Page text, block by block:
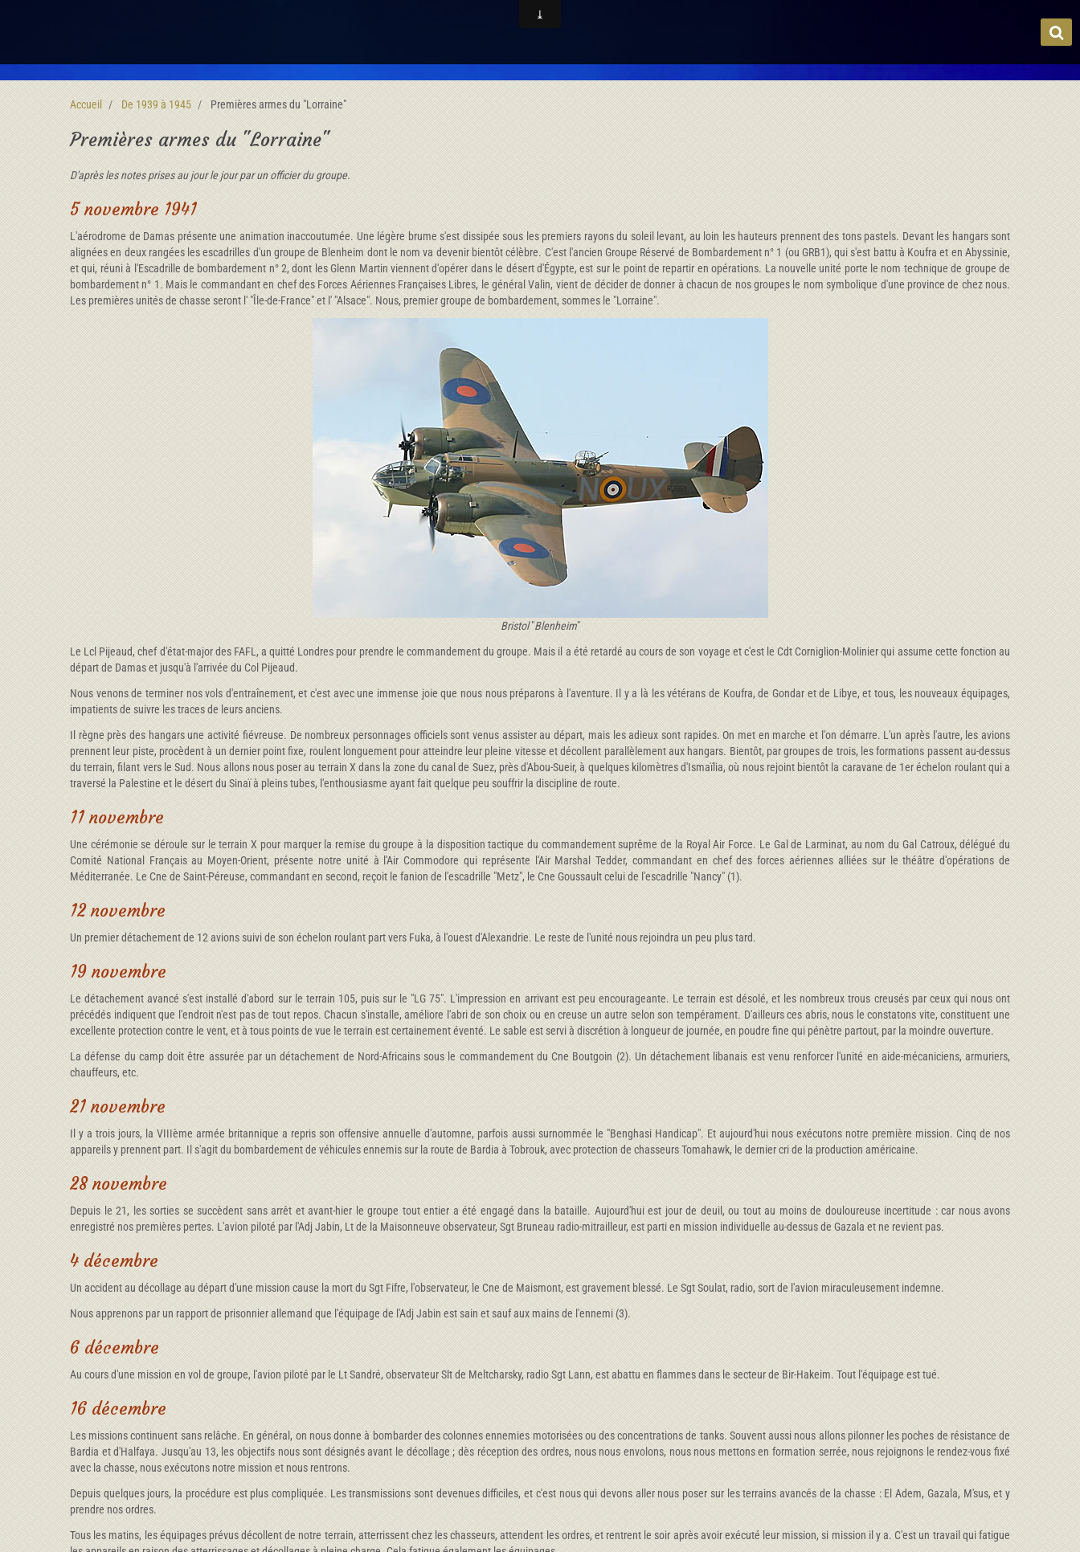
Accueil De 1939 à 1945 Premières armes du "Lorraine"
Premières armes du "Lorraine"
D'après les notes prises au jour le jour par un officier du groupe.
5 novembre 1941
L'aérodrome de Damas présente une animation inaccoutumée. Une légère brume s'est dissipée sous les premiers rayons du soleil levant, au loin les hauteurs prennent des tons pastels. Devant les hangars sont
alignées en deux rangées les escadrilles d'un groupe de Blenheim dont le nom va devenir bientôt célèbre. C'est l'ancien Groupe Réservé de Bombardement n° 1 (ou GRB1), qui s'est battu à Koufra et en Abyssinie,
et qui, réuni à l'Escadrille de bombardement n° 2, dont les Glenn Martin viennent d'opérer dans le désert d'Égypte, est sur le point de repartir en opérations. La nouvelle unité porte le nom technique de groupe de
bombardement n° 1. Mais le commandant en chef des Forces Aériennes Françaises Libres, le général Valin, vient de décider de donner à chacun de nos groupes le nom symbolique d'une province de chez nous.
Les premières unités de chasse seront l' "Île-de-France" et l' "Alsace". Nous, premier groupe de bombardement, sommes le "Lorraine".
Bristol"Blenheim"
Le Lcl Pijeaud, chef d'état-major des FAFL, a quitté Londres pour prendre le commandement du groupe. Mais il a été retardé au cours de son voyage et c'est le Cdt Corniglion-Molinier qui assume cette fonction au
départ de Damas et jusqu'à l'arrivée du Col Pijeaud.
Nous venons de terminer nos vols d'entraînement, et c'est avec une immense joie que nous nous préparons à l'aventure. Il y a là les vétérans de Koufra, de Gondar et de Libye, et tous, les nouveaux équipages,
impatients de suivre les traces de leurs anciens.
Il règne près des hangars une activité fiévreuse. De nombreux personnages officiels sont venus assister au départ, mais les adieux sont rapides. On met en marche et l'on démarre. L'un après l'autre, les avions
prennent leur piste, procèdent à un dernier point fixe, roulent longuement pour atteindre leur pleine vitesse et décollent parallèlement aux hangars. Bientôt, par groupes de trois, les formations passent au-dessus
du terrain, filant vers le Sud. Nous allons nous poser au terrain X dans la zone du canal de Suez, près d'Abou-Sueir, à quelques kilomètres d'Ismaïlia, où nous rejoint bientôt la caravane de 1er échelon roulant qui a
traversé la Palestine et le désert du Sinaï à pleins tubes, l'enthousiasme ayant fait quelque peu souffrir la discipline de route.
11 novembre
Une cérémonie se déroule sur le terrain X pour marquer la remise du groupe à la disposition tactique du commandement suprême de la Royal Air Force. Le Gal de Larminat, au nom du Gal Catroux, délégué du
Comité National Français au Moyen-Orient, présente notre unité à l'Air Commodore qui représente l'Air Marshal Tedder, commandant en chef des forces aériennes alliées sur le théâtre d'opérations de
Méditerranée. Le Cne de Saint-Péreuse, commandant en second, reçoit le fanion de l'escadrille "Metz", le Cne Goussault celui de l'escadrille "Nancy" (1).
12 novembre
Un premier détachement de 12 avions suivi de son échelon roulant part vers Fuka, à l'ouest d'Alexandrie. Le reste de l'unité nous rejoindra un peu plus tard.
19 novembre
Le détachement avancé s'est installé d'abord sur le terrain 105, puis sur le "LG 75". L'impression en arrivant est peu encourageante. Le terrain est désolé, et les nombreux trous creusés par ceux qui nous ont
précédés indiquent que l'endroit n'est pas de tout repos. Chacun s'installe, améliore l'abri de son choix ou en creuse un autre selon son tempérament. D'ailleurs ces abris, nous le constatons vite, constituent une
excellente protection contre le vent, et à tous points de vue le terrain est certainement éventé. Le sable est servi à discrétion à longueur de journée, en poudre fine qui pénètre partout, par la moindre ouverture.
La défense du camp doit être assurée par un détachement de Nord-Africains sous le commandement du Cne Boutgoin (2). Un détachement libanais est venu renforcer l'unité en aide-mécaniciens, armuriers,
chauffeurs, etc.
21 novembre
Il y a trois jours, la VIIIème armée britannique a repris son offensive annuelle d'automne, parfois aussi surnommée le "Benghasi Handicap". Et aujourd'hui nous exécutons notre première mission. Cinq de nos
appareils y prennent part. Il s'agit du bombardement de véhicules ennemis sur la route de Bardia à Tobrouk, avec protection de chasseurs Tomahawk, le dernier cri de la production américaine.
28 novembre
Depuis le 21, les sorties se succèdent sans arrêt et avant-hier le groupe tout entier a été engagé dans la bataille. Aujourd'hui est jour de deuil, ou tout au moins de douloureuse incertitude : car nous avons
enregistré nos premières pertes. L'avion piloté par l'Adj Jabin, Lt de la Maisonneuve observateur, Sgt Bruneau radio-mitrailleur, est parti en mission individuelle au-dessus de Gazala et ne revient pas.
4 décembre
Un accident au décollage au départ d'une mission cause la mort du Sgt Fifre, l'observateur, le Cne de Maismont, est gravement blessé. Le Sgt Soulat, radio, sort de l'avion miraculeusement indemne.
Nous apprenons par un rapport de prisonnier allemand que l'équipage de l'Adj Jabin est sain et sauf aux mains de l'ennemi (3).
6 décembre
Au cours d'une mission en vol de groupe, l'avion piloté par le Lt Sandré, observateur Slt de Meltcharsky, radio Sgt Lann, est abattu en flammes dans le secteur de Bir-Hakeim. Tout l'équipage est tué.
16 décembre
Les missions continuent sans relâche. En général, on nous donne à bombarder des colonnes ennemies motorisées ou des concentrations de tanks. Souvent aussi nous allons pilonner les poches de résistance de
Bardia et d'Halfaya. Jusqu'au 13, les objectifs nous sont désignés avant le décollage ; dès réception des ordres, nous nous envolons, nous nous mettons en formation serrée, nous rejoignons le rendez-vous fixé
avec la chasse, nous exécutons notre mission et nous rentrons.
Depuis quelques jours, la procédure est plus compliquée. Les transmissions sont devenues difficiles, et c'est nous qui devons aller nous poser sur les terrains avancés de la chasse : El Adem, Gazala, M'sus, et y
prendre nos ordres.
Tous les matins, les équipages prévus décollent de notre terrain, atterrissent chez les chasseurs, attendent les ordres, et rentrent le soir après avoir exécuté leur mission, si mission il y a. C'est un travail qui fatigue